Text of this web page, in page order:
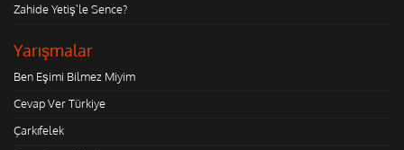
Zahide Yetiş'le Sence?
Yarışmalar
Ben Eşimi Bilmez Miyim
Cevap Ver Türkiye
Çarkıfelek